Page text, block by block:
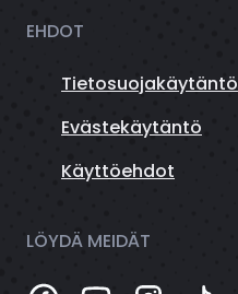
EHDOT
Tietosuojakäytäntö
Evästekäytäntö
Käyttöehdot
LÖYDÄ MEIDÄT